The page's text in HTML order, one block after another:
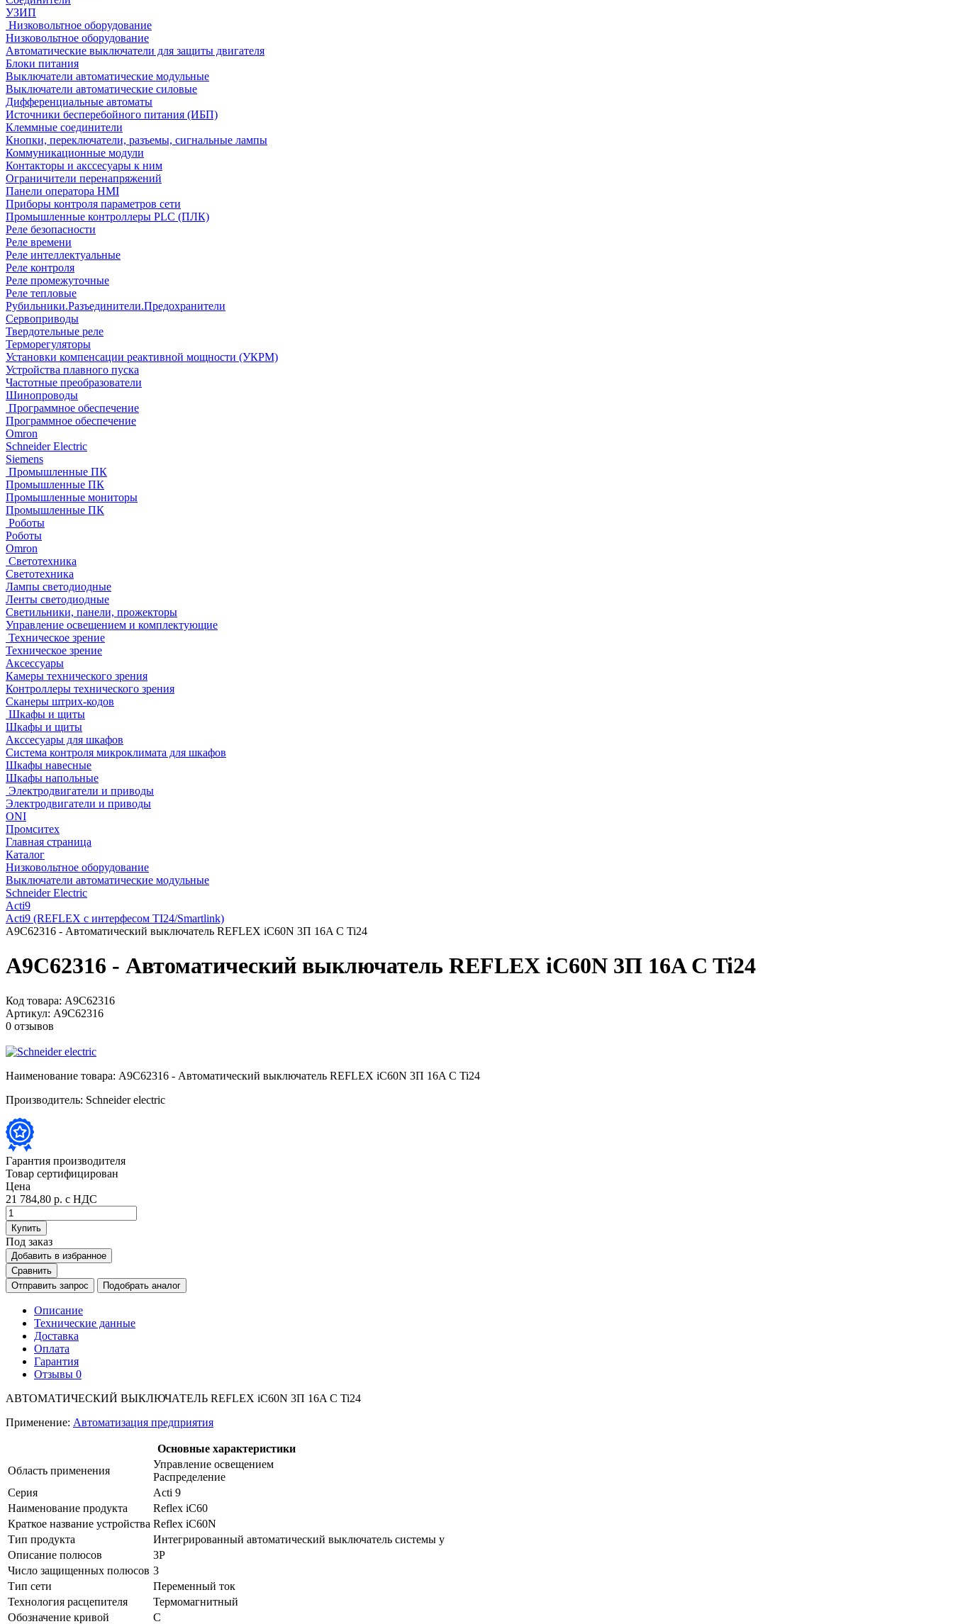
УЗИП
Низковольтное оборудование
Низковольтное оборудование
Автоматические выключатели для защиты двигателя
Блоки питания
Выключатели автоматические модульные
Выключатели автоматические силовые
Дифференциальные автоматы
Источники бесперебойного питания (ИБП)
Клеммные соединители
Кнопки, переключатели, разъемы, сигнальные лампы
Коммуникационные модули
Контакторы и акссесуары к ним
Ограничители перенапряжений
Панели оператора HMI
Приборы контроля параметров сети
Промышленные контроллеры PLC (ПЛК)
Реле безопасности
Реле времени
Реле интеллектуальные
Реле контроля
Реле промежуточные
Реле тепловые
Рубильники.Разъединители.Предохранители
Сервоприводы
Твердотельные реле
Терморегуляторы
Установки компенсации реактивной мощности (УКРМ)
Устройства плавного пуска
Частотные преобразователи
Шинопроводы
Программное обеспечение
Программное обеспечение
Omron
Schneider Electric
Siemens
Промышленные ПК
Промышленные ПК
Промышленные мониторы
Промышленные ПК
Роботы
Роботы
Omron
Светотехника
Светотехника
Лампы светодиодные
Ленты светодиодные
Светильники, панели, прожекторы
Управление освещением и комплектующие
Техническое зрение
Техническое зрение
Аксессуары
Камеры технического зрения
Контроллеры технического зрения
Сканеры штрих-кодов
Шкафы и щиты
Шкафы и щиты
Акссесуары для шкафов
Система контроля микроклимата для шкафов
Шкафы навесные
Шкафы напольные
Электродвигатели и приводы
Электродвигатели и приводы
ONI
Промситех
Главная страница
Каталог
Низковольтное оборудование
Выключатели автоматические модульные
Schneider Electric
Acti9
Acti9 (REFLEX c интерфесом TI24/Smartlink)
A9C62316 - Автоматический выключатель REFLEX iC60N 3П 16A C Ti24
A9C62316 - Автоматический выключатель REFLEX iC60N 3П 16A C Ti24
Код товара: A9C62316
Артикул: A9C62316
0 отзывов
Наименование товара: A9C62316 - Автоматический выключатель REFLEX iC60N 3П 16A C Ti24
Производитель: Schneider electric
Гарантия производителя
Товар сертифицирован
Цена
21 784,80 р. с НДС
Купить
Под заказ
Добавить в избранное
Сравнить
Отправить запрос
Подобрать аналог
Описание
Технические данные
Доставка
Оплата
Гарантия
Отзывы 0
АВТОМАТИЧЕСКИЙ ВЫКЛЮЧАТЕЛЬ REFLEX iC60N 3П 16A C Ti24
Применение: Автоматизация предприятия
Основные характеристики
Область применения
Управление освещением
Распределение
Серия
Acti 9
Наименование продукта
Reflex iC60
Краткое название устройства Reflex iC60N
Тип продукта
Интегрированный автоматический выключатель системы у
Описание полюсов
3P
Число защищенных полюсов 3
Тип сети
Переменный ток
Технология расцепителя
Термомагнитный
Обозначение кривой
С